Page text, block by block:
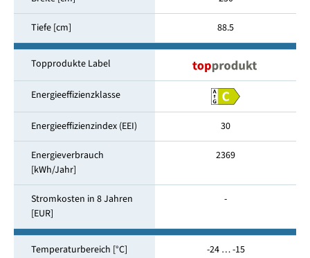
Tiefe [cm] 88.5
Topprodukte Label
Energieeffizienzklasse
Energieeffizienzindex (EEI) 30
Energieverbrauch
[kWh/Jahr]
2369
Stromkosten in 8 Jahren
[EUR]
-
Temperaturbereich [°C] -24 … -15